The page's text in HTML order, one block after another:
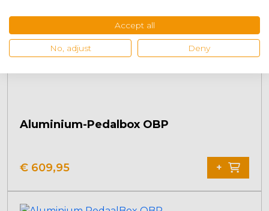
Aluminium-Pedalbox OBP
€ 609,95 +
Accept all
No, adjust Deny